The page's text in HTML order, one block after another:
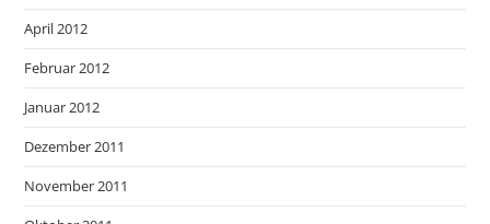
April 2012
Februar 2012
Januar 2012
Dezember 2011
November 2011